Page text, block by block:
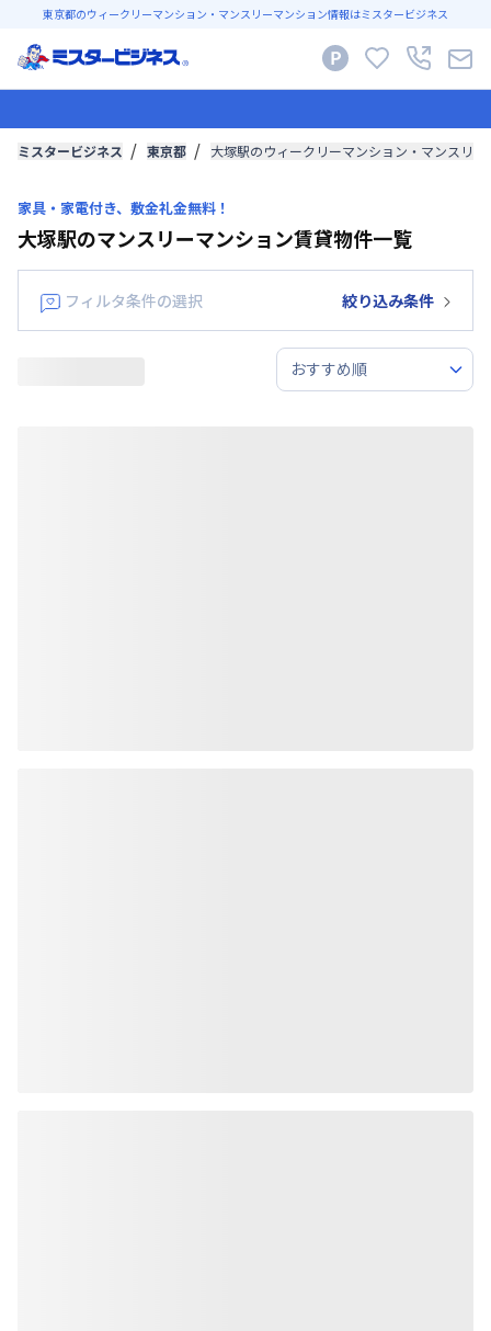
東京都のウィークリーマンション・マンスリーマンション情報はミスタービジネス
ミスタービジネス 東京都 大塚駅のウィークリーマンション・マンスリ
家具・家電付き、敷金礼金無料！
大塚駅のマンスリーマンション賃貸物件一覧
フィルタ条件の選択 絞り込み条件